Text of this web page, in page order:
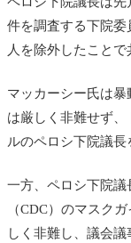
件を調査する下院
人を除外したことで
マッカーシー氏は
は厳しく非難せず
ルのペロシ下院議長
一方、ペロシ下院
（CDC）のマスク
しく非難し、議会